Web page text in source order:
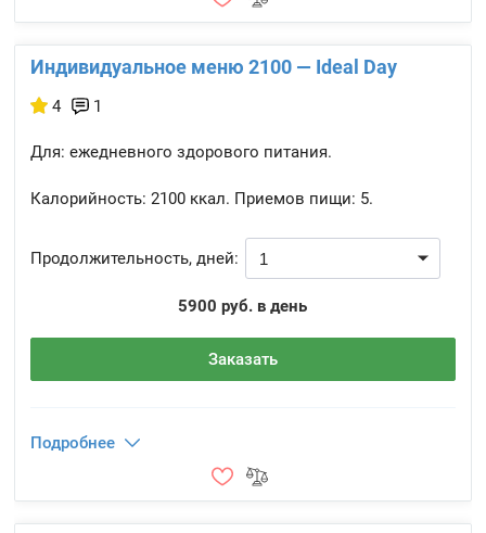
Индивидуальное меню 2100 — Ideal Day
4 1
Для: ежедневного здорового питания.
Калорийность: 2100 ккал. Приемов пищи: 5.
Продолжительность, дней:
5900 руб. в день
Заказать
Подробнее